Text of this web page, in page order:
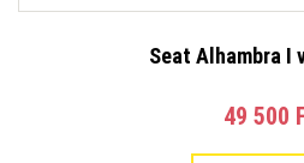
Seat Alhambra I
49 500